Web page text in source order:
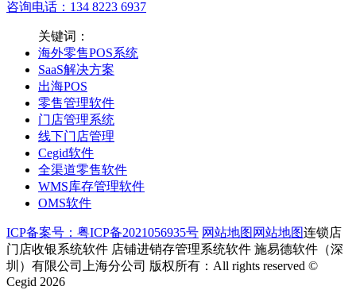
咨询电话：134 8223 6937
关键词：
海外零售POS系统
SaaS解决方案
出海POS
零售管理软件
门店管理系统
线下门店管理
Cegid软件
全渠道零售软件
WMS库存管理软件
OMS软件
ICP备案号：粤ICP备2021056935号 网站地图 网站地图连锁店
门店收银系统软件 店铺进销存管理系统软件 施易德软件（深
圳）有限公司上海分公司 版权所有：All rights reserved ©
Cegid 2026